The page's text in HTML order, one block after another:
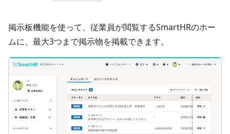
掲示板機能を使って、従業員が閲覧するSmartHRのホー
ムに、最大3つまで掲示物を掲載できます。